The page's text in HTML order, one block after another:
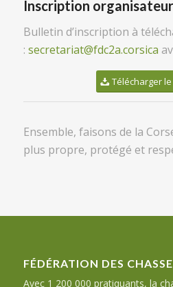
Inscription organisateur
Bulletin d’inscription à
: secretariat@fdc2a.corsica
Télécharger
Ensemble, faisons de la
plus propre, protégé et
FÉDÉRATION DES
Avec 1 200 000 pratiquants, la